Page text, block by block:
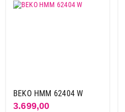
BEKO HMM 62404 W
3.699,00